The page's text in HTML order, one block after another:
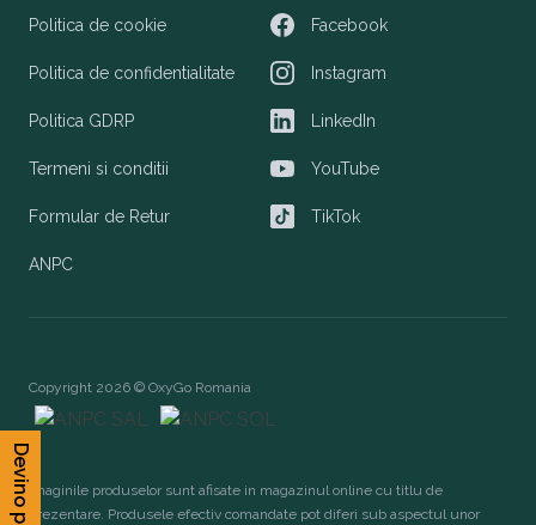
Politica de cookie
Politica de confidentialitate
Politica GDRP
Termeni si conditii
Formular de Retur
ANPC
Facebook
Facebook
Instagram
Instagram
LinkedIn
LinkedIn
YouTube
YouTube
TikTok
TikTok
Copyright 2026 © OxyGo Romania
Imaginile produselor sunt afisate in magazinul online cu titlu de
prezentare. Produsele efectiv comandate pot diferi sub aspectul unor